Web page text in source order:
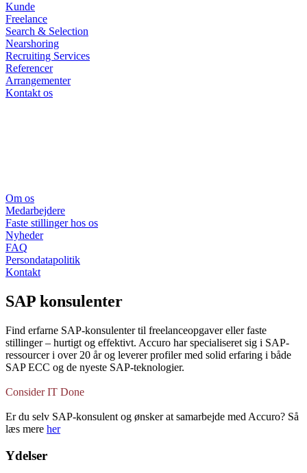
Kunde
Freelance
Search & Selection
Nearshoring
Recruiting Services
Referencer
Arrangementer
Kontakt os
Om os
Medarbejdere
Faste stillinger hos os
Nyheder
FAQ
Persondatapolitik
Kontakt
SAP konsulenter
Find erfarne SAP-konsulenter til freelanceopgaver eller faste
stillinger – hurtigt og effektivt. Accuro har specialiseret sig i SAP-
ressourcer i over 20 år og leverer profiler med solid erfaring i både
SAP ECC og de nyeste SAP-teknologier.
Consider IT Done
Er du selv SAP-konsulent og ønsker at samarbejde med Accuro? Så
læs mere her
Ydelser